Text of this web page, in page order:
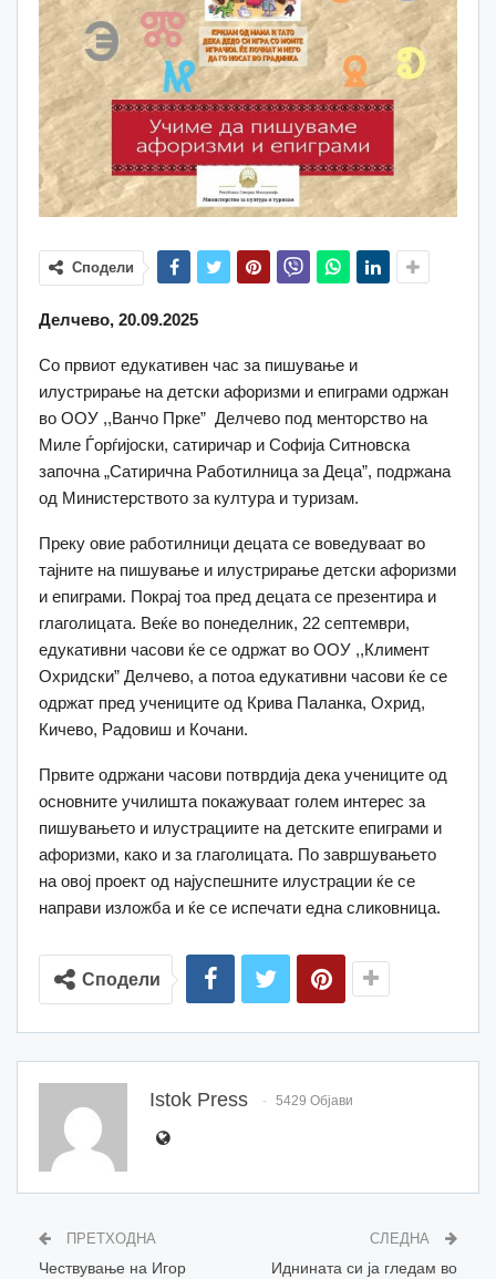
Сподели
Делчево, 20.09.2025
Со првиот едукативен час за пишување и
илустрирање на детски афоризми и епиграми одржан
во ООУ ,,Ванчо Прке” Делчево под менторство на
Миле Ѓорѓијоски, сатиричар и Софија Ситновска
започна „Сатирична Работилница за Деца”, подржана
од Министерството за култура и туризам.
Преку овие работилници децата се воведуваат во
тајните на пишување и илустрирање детски афоризми
и епиграми. Покрај тоа пред децата се презентира и
глаголицата. Веќе во понеделник, 22 септември,
едукативни часови ќе се одржат во ООУ ,,Климент
Охридски” Делчево, а потоа едукативни часови ќе се
одржат пред учениците од Крива Паланка, Охрид,
Кичево, Радовиш и Кочани.
Првите одржани часови потврдија дека учениците од
основните училишта покажуваат голем интерес за
пишувањето и илустрациите на детските епиграми и
афоризми, како и за глаголицата. По завршувањето
на овој проект од најуспешните илустрации ќе се
направи изложба и ќе се испечати една сликовница.
Сподели
Istok Press 5429 Објави
ПРЕТХОДНА
Чествување на Игор
СЛЕДНА
Иднината си ја гледам во